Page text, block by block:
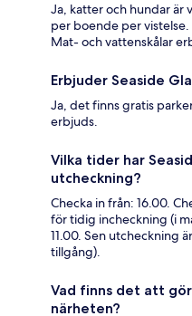
Ja, katter och hundar är
per boende per
Mat- och vattenskålar
Erbjuder Seaside
Ja, det finns gratis
erbjuds.
Vilka tider har
utcheckning?
Checka in från: 16.00.
för tidig incheckning (i
11.00. Sen utcheckning
tillgång).
Vad finns det att
närheten?